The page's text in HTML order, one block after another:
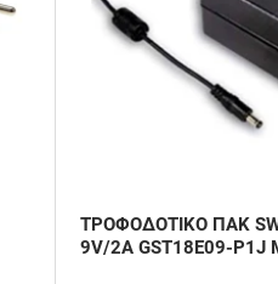
ΤΡΟΦΟΔΟΤΙΚΟ ΠΑΚ
9V/2A GST18E09-P1J